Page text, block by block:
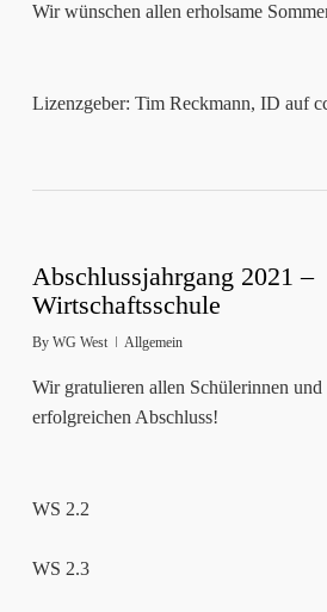
Wir wünschen allen erholsame
Lizenzgeber: Tim Reckmann, ID auf
Abschlussjahrgang 2021 –
Wirtschaftsschule
By WG West Allgemein
Wir gratulieren allen Schülerinnen
erfolgreichen Abschluss!
WS 2.2
WS 2.3